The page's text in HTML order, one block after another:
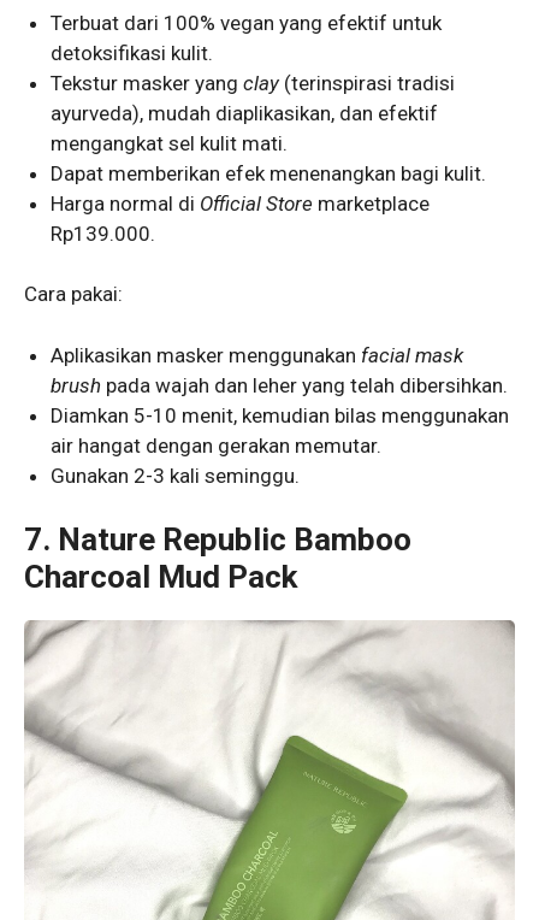
Terbuat dari 100% vegan yang efektif untuk
detoksifikasi kulit.
Tekstur masker yangclay (terinspirasi tradisi
ayurveda), mudah diaplikasikan, dan efektif
mengangkat sel kulit mati.
Dapat memberikan efek menenangkan bagi kulit.
Harga normal di Official Store marketplace
Rp139.000.
Cara pakai:
Aplikasikan masker menggunakan facial mask
brush pada wajah dan leher yang telah dibersihkan.
Diamkan 5-10 menit, kemudian bilas menggunakan
air hangat dengan gerakan memutar.
Gunakan 2-3 kali seminggu.
7. Nature Republic Bamboo
Charcoal Mud Pack